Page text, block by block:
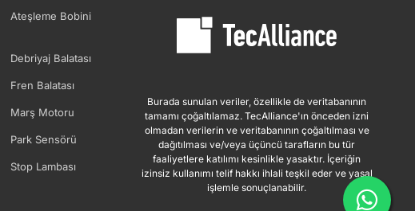
Ateşleme Bobini
Debriyaj Balatası
Fren Balatası
Marş Motoru
Park Sensörü
Stop Lambası
Burada sunulan veriler, özellikle de veritabanının
tamamı çoğaltılamaz. TecAlliance'ın önceden izni
olmadan verilerin ve veritabanının çoğaltılması ve
dağıtılması ve/veya üçüncü tarafların bu tür
faaliyetlere katılımı kesinlikle yasaktır. İçeriğin
izinsiz kullanımı telif hakkı ihlali teşkil eder ve yasal
işlemle sonuçlanabilir.